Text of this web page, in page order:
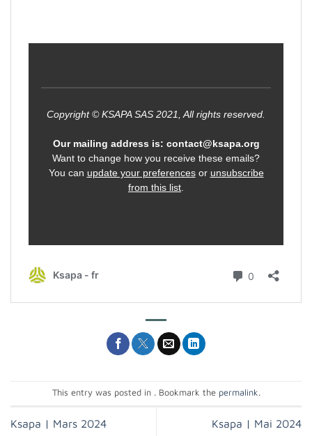
This entry was posted in . Bookmark the permalink.
Ksapa | Mars 2024 Ksapa | Mai 2024